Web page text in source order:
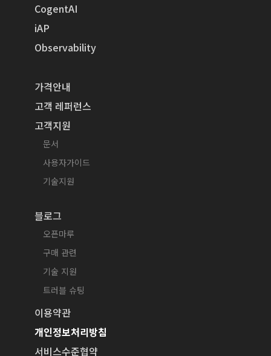
CogentAI
iAP
Observability
가격안내
고객 레퍼런스
고객지원
문서
사용자가이드
기술지원
블로그
오픈마루
구매 관련
기술 지원
트러블 슈팅
이용약관
개인정보처리방침
서비스수준협약